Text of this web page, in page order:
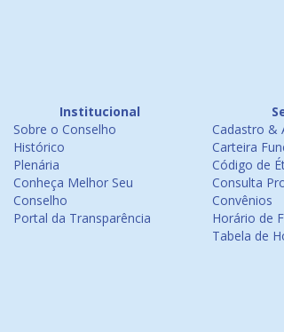
Institucional
Sobre o Conselho
Histórico
Plenária
Conheça Melhor Seu
Conselho
Portal da Transparência
Cadastro &
Carteira
Código de
Consulta
Convênios
Horário de
Tabela de